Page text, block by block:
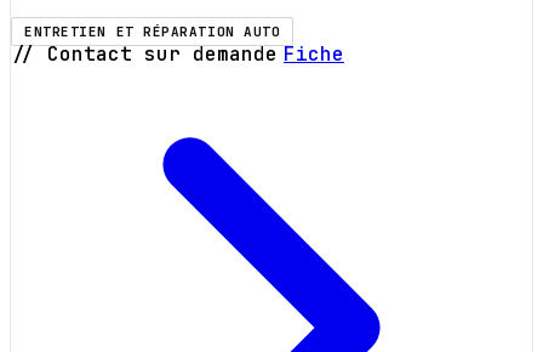
ENTRETIEN ET RÉPARATION AUTO
// Contact sur demande Fiche